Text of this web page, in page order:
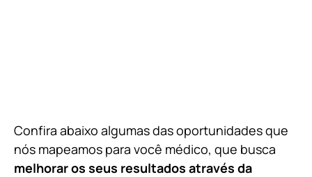
Confira abaixo algumas das oportunidades que
nós mapeamos para você médico, que busca
melhorar os seus resultados através da